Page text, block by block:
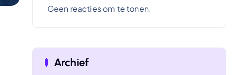
Geen reacties om te tonen.
Archief